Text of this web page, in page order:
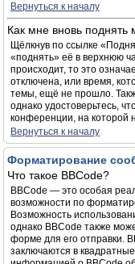
Вернуться к началу
Как мне вновь поднять
Щёлкнув по ссылке
«поднять» её в верхнюю
происходит, то это
отключена, или время,
темы, ещё не прошло.
однако удостоверьтесь,
конференции, на которой
Вернуться к началу
Форматирование
Что такое BBCode?
BBCode — это особая
возможности по
Возможность
однако BBCode также
форме для его отправки.
заключаются в